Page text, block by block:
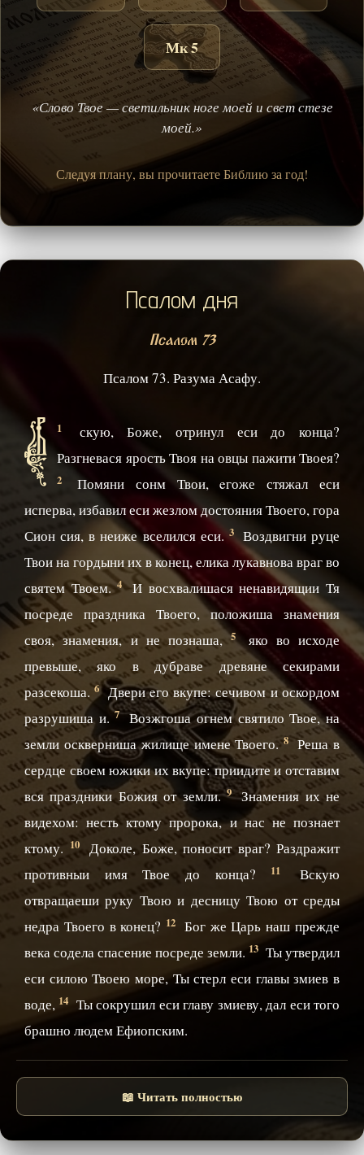
Мк 5
«Слово Твое — светильник ноге моей и свет стезе
моей.»
Следуя плану, вы прочитаете Библию за год!
Псалом дня
Псалом 73
Псалом 73. Разума Асафу.
1
В
скую, Боже, отринул еси до конца?
Разгневася ярость Твоя на овцы пажити Твоея?
2
Помяни сонм Твои, eгоже стяжал еси
исперва, избавил еси жезлом достояния Твоего, гора
Сион сия, в неиже вселился еси.3 Воздвигни руце
Твои на гордыни их в конец, елика лукавнова враг во
святем Твоем.4 И восхвалишася ненавидящии Тя
посреде праздника Твоего, положиша знамения
своя, знамения, и не познаша,5 яко во исходе
превыше, яко в дубраве древяне секирами
разсекоша.6 Двери eго вкупе: сечивом и оскордом
разрушиша и.7 Возжгоша огнем святило Твое, на
земли оскверниша жилище имене Твоего.8 Реша в
сердце своем южики их вкупе: приидите и отставим
вся праздники Божия от земли.9 Знамения их не
видехом: несть ктому пророка, и нас не познает
ктому. 10
Доколе, Боже, поносит враг? Раздражит
противныи имя Твое до конца?
11
Вскую
отвращаеши руку Твою и десницу Твою от среды
недра Твоего в конец? 12
Бог же Царь наш прежде
века содела спасение посреде земли. 13 Ты утвердил
еси силою Твоею море, Ты стерл еси главы змиев в
воде, 14 Ты сокрушил еси главу змиеву, дал еси того
брашно людем Ефиопским.
📖 Читать полностью